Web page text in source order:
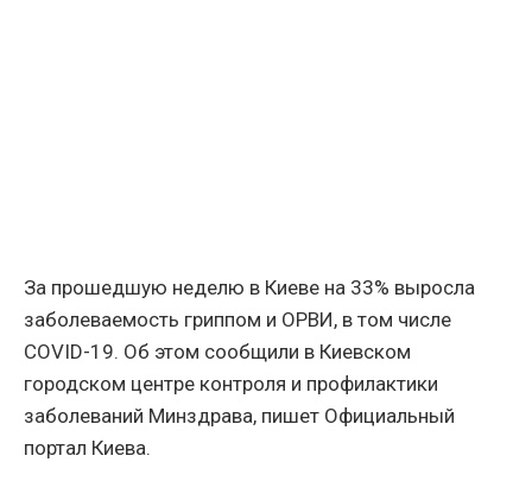
За прошедшую неделю в Киеве на 33% выросла
заболеваемость гриппом и ОРВИ, в том числе
COVID-19. Об этом сообщили в Киевском
городском центре контроля и профилактики
заболеваний Минздрава, пишет Официальный
портал Киева.